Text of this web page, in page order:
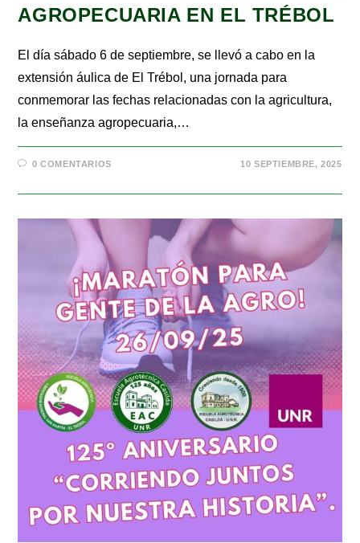
AGROPECUARIA EN EL TRÉBOL
El día sábado 6 de septiembre, se llevó a cabo en la
extensión áulica de El Trébol, una jornada para
conmemorar las fechas relacionadas con la agricultura,
la enseñanza agropecuaria,…
0 COMENTARIOS 10 SEPTIEMBRE, 2025